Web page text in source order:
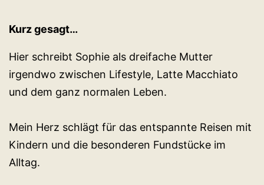
Kurz gesagt…
Hier schreibt Sophie als dreifache Mutter
irgendwo zwischen Lifestyle, Latte Macchiato
und dem ganz normalen Leben.
Mein Herz schlägt für das entspannte Reisen mit
Kindern und die besonderen Fundstücke im
Alltag.